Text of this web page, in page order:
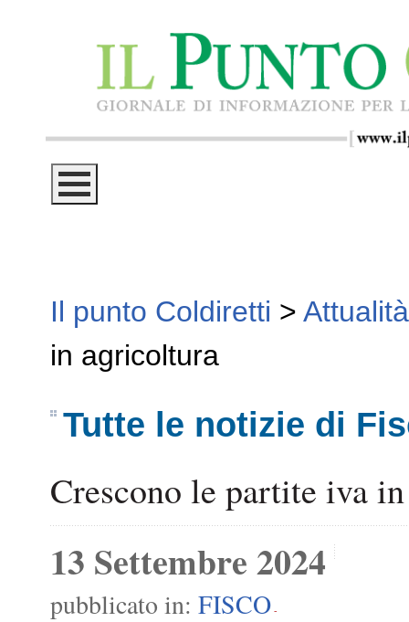
Il punto Coldiretti > Attualità
in agricoltura
Tutte le notizie di
Crescono le partite iva
13 Settembre 2024
pubblicato in: FISCO -